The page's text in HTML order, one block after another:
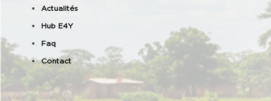
Actualités
Hub E4Y
Faq
Contact